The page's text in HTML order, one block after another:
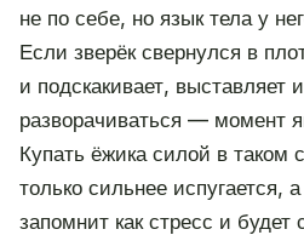
не по себе, но язык тела у
Если зверёк свернулся в
и подскакивает, выставляет
разворачиваться — момент
Купать ёжика силой в таком
только сильнее испугается,
запомнит как стресс и будет